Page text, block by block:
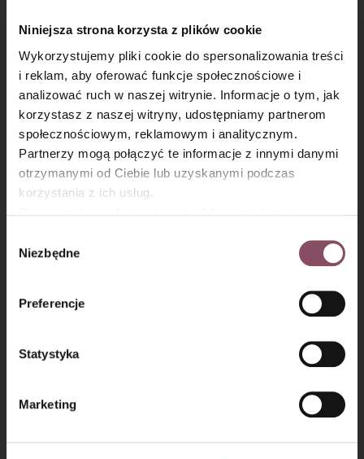
Niniejsza strona korzysta z plików cookie
Wykorzystujemy pliki cookie do spersonalizowania treści
i reklam, aby oferować funkcje społecznościowe i
analizować ruch w naszej witrynie. Informacje o tym, jak
korzystasz z naszej witryny, udostępniamy partnerom
społecznościowym, reklamowym i analitycznym.
Partnerzy mogą połączyć te informacje z innymi danymi
otrzymanymi od Ciebie lub uzyskanymi podczas
korzystania z ich usług.
Gdańsk (80-339) adres: Dickmana 14/15 więcej
informacji o przetwarzaniu danych osobowych oraz
Polityce
prywatności.
zgody
Niezbędne
Preferencje
Statystyka
Marketing
Krok 4
Na końcu bardzo delikatnie suche składniki. Formę do babki
wysmaruj dokłądnie tłuszczem. Ciasto przelej do formy.
×